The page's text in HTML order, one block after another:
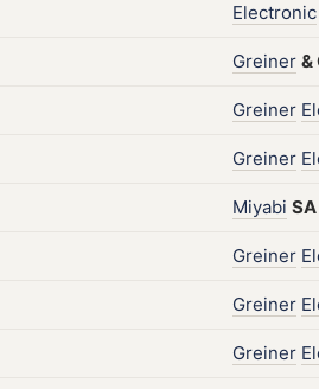
Electronic
Greiner &
Greiner
Greiner
Miyabi SA
Greiner
Greiner
Greiner